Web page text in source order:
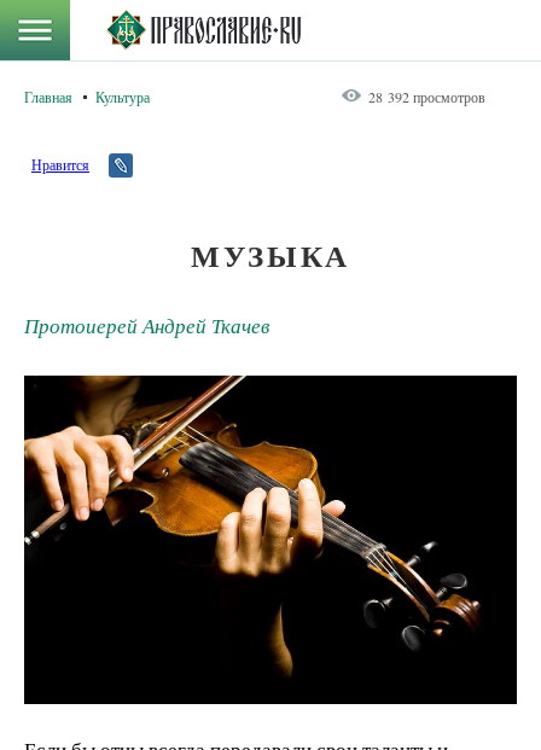
Главная Культура 28 392 просмотров
Нравится
МУЗЫКА
Протоиерей Андрей Ткачев